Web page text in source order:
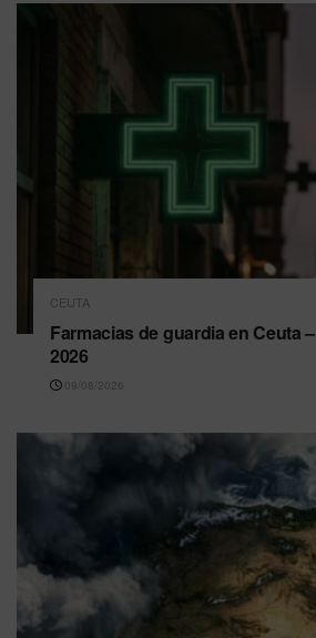
CEUTA
Farmacias de guardia en Ceuta
2026
09/08/2026